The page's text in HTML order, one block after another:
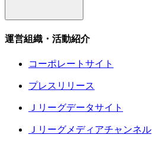
運営組織・活動紹介
コーポレートサイト
プレスリリース
Ｊリーグデータサイト
Ｊリーグメディアチャンネル